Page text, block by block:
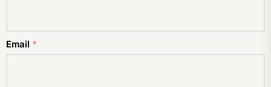
Email *